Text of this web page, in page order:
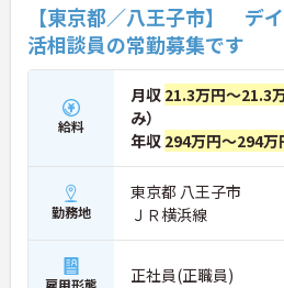
【東京都／八王子市】 デ
活相談員の常勤募集です
給料
月収 21.3万円～21.3
み）
年収 294万円～294万
勤務地
東京都 八王子市
ＪＲ横浜線
雇用形態 正社員(正職員)